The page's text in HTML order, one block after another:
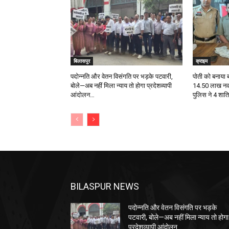
बिलासपुर
पदोन्नति और वेतन विसंगति पर भड़के पटवारी,
बोले—अब नहीं मिला न्याय तो होगा प्रदेशव्यापी
आंदोलन…
क्राइम
पोती को
14.50 लाख
पुलिस ने 4
BILASPUR NEWS
पदोन्नति और वेतन विसंगति पर भड़के
पटवारी, बोले—अब नहीं मिला न्याय तो होगा
प्रदेशव्यापी आंदोलन…